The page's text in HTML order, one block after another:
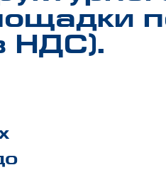
НДС).